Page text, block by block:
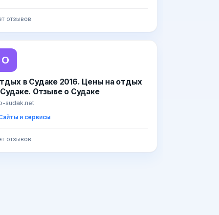
отзывов
О
в Судаке 2016. Цены на отдых
Отзыве о Судаке
sudak.net
и сервисы
отзывов